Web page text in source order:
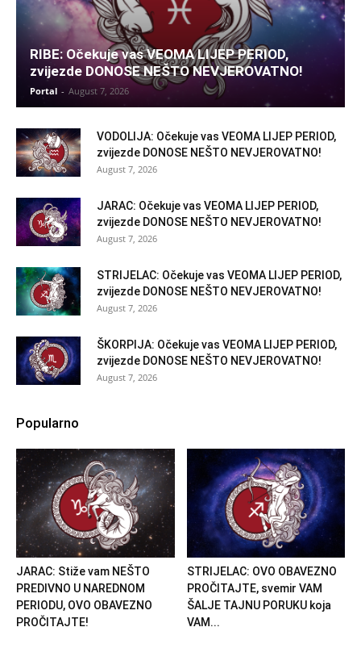
RIBE: Očekuje vas VEOMA LIJEP PERIOD,
zvijezde DONOSE NEŠTO NEVJEROVATNO!
Portal - August 7, 2026
VODOLIJA: Očekuje vas VEOMA LIJEP PERIOD,
zvijezde DONOSE NEŠTO NEVJEROVATNO!
August 7, 2026
JARAC: Očekuje vas VEOMA LIJEP PERIOD,
zvijezde DONOSE NEŠTO NEVJEROVATNO!
August 7, 2026
STRIJELAC: Očekuje vas VEOMA LIJEP PERIOD,
zvijezde DONOSE NEŠTO NEVJEROVATNO!
August 7, 2026
ŠKORPIJA: Očekuje vas VEOMA LIJEP PERIOD,
zvijezde DONOSE NEŠTO NEVJEROVATNO!
August 7, 2026
Popularno
JARAC: Stiže vam NEŠTO
PREDIVNO U NAREDNOM
PERIODU, OVO OBAVEZNO
PROČITAJTE!
STRIJELAC: OVO OBAVEZNO
PROČITAJTE, svemir VAM
ŠALJE TAJNU PORUKU koja
VAM...